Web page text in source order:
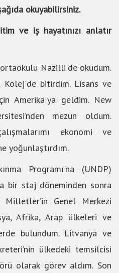
okuyabilirsiniz.
ve iş hayatınızı anlatır
Nazilli'de okudum.
bitirdim. Lisans ve
Amerika'ya geldim. New
mezun oldum.
ekonomi ve
yoğunlaştırdım.
Programı'na (UNDP)
bir staj döneminden sonra
Milletler’in Genel Merkezi
Afrika, Arap ülkeleri ve
bulundum. Litvanya ve
ülkedeki temsilcisi
olarak görev aldım. Son